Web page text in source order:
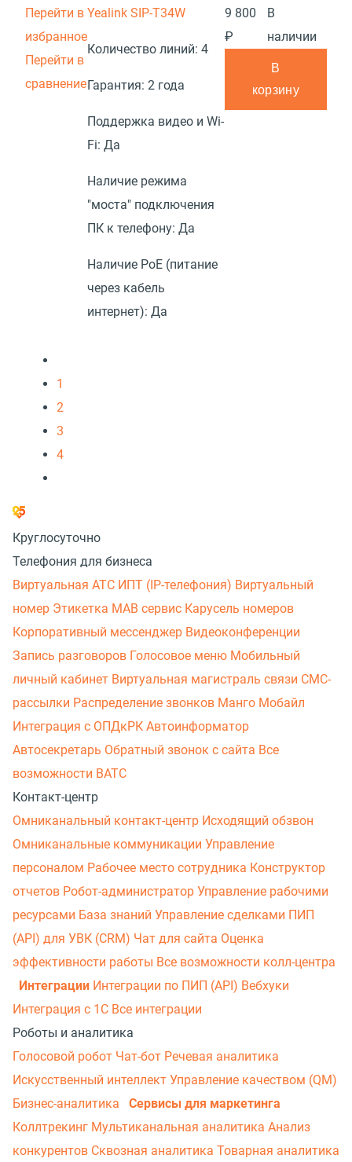
Перейти в
избранное
Перейти в
сравнение
Yealink SIP-T34W
Количество линий: 4
Гарантия: 2 года
Поддержка видео и Wi-
Fi: Да
Наличие режима
"моста" подключения
ПК к телефону: Да
Наличие PoE (питание
через кабель
интернет): Да
9 800
₽
В
наличии
В
корзину
1
2
3
4
Круглосуточно
Телефония для бизнеса
Виртуальная АТС ИПТ (IP-телефония) Виртуальный
номер Этикетка МАВ сервис Карусель номеров
Корпоративный мессенджер Видеоконференции
Запись разговоров Голосовое меню Мобильный
личный кабинет Виртуальная магистраль связи СМС-
рассылки Распределение звонков Манго Мобайл
Интеграция с ОПДкРК Автоинформатор
Автосекретарь Обратный звонок с сайта Все
возможности ВАТС
Контакт-центр
Омниканальный контакт-центр Исходящий обзвон
Омниканальные коммуникации Управление
персоналом Рабочее место сотрудника Конструктор
отчетов Робот-администратор Управление рабочими
ресурсами База знаний Управление сделками ПИП
(API) для УВК (CRM) Чат для сайта Оценка
эффективности работы Все возможности колл-центра
Интеграции Интеграции по ПИП (API) Вебхуки
Интеграция с 1С Все интеграции
Роботы и аналитика
Голосовой робот Чат-бот Речевая аналитика
Искусственный интеллект Управление качеством (QM)
Бизнес-аналитика
Сервисы для маркетинга
Коллтрекинг Мультиканальная аналитика Анализ
конкурентов Сквозная аналитика Товарная аналитика